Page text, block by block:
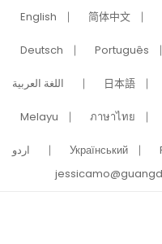
English 简体中文
Deutsch Português
اللغة العربية 日本語
Melayu ภาษาไทย
اردو Український